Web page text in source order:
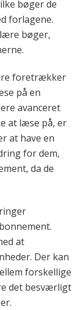
bøger de
forlagene.
bøger,
foretrækker
på en
avanceret
at læse på, er
at have en
for dem,
da de
at
Der kan
forskellige
det besværligt